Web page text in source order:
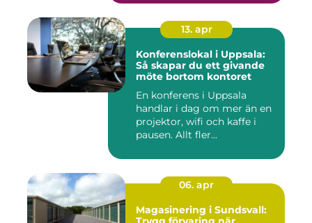
13. apr
Konferenslokal i Uppsala:
Så skapar du ett givande
möte bortom kontoret
En konferens i Uppsala
handlar i dag om mer än en
projektor, wifi och kaffe i
pausen. Allt fler...
06. apr
Magasinering i Sundsvall: